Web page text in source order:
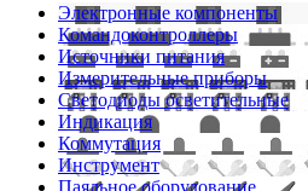
Электронные компоненты
Командоконтроллеры
Источники питания
Измерительные приборы
Светодиоды осветительные
Индикация
Коммутация
Инструмент
Паяльное оборудование